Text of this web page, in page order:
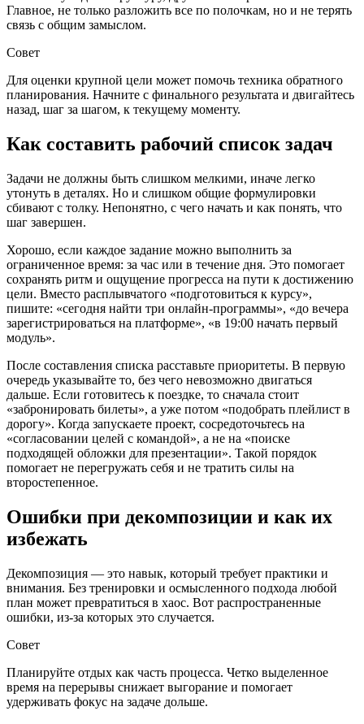
Главное, не только разложить все по полочкам, но и не терять
связь с общим замыслом.
Совет
Для оценки крупной цели может помочь техника обратного
планирования. Начните с финального результата и двигайтесь
назад, шаг за шагом, к текущему моменту.
Как составить рабочий список задач
Задачи не должны быть слишком мелкими, иначе легко
утонуть в деталях. Но и слишком общие формулировки
сбивают с толку. Непонятно, с чего начать и как понять, что
шаг завершен.
Хорошо, если каждое задание можно выполнить за
ограниченное время: за час или в течение дня. Это помогает
сохранять ритм и ощущение прогресса на пути к достижению
цели. Вместо расплывчатого «подготовиться к курсу»,
пишите: «сегодня найти три онлайн-программы», «до вечера
зарегистрироваться на платформе», «в 19:00 начать первый
модуль».
После составления списка расставьте приоритеты. В первую
очередь указывайте то, без чего невозможно двигаться
дальше. Если готовитесь к поездке, то сначала стоит
«забронировать билеты», а уже потом «подобрать плейлист в
дорогу». Когда запускаете проект, сосредоточьтесь на
«согласовании целей с командой», а не на «поиске
подходящей обложки для презентации». Такой порядок
помогает не перегружать себя и не тратить силы на
второстепенное.
Ошибки при декомпозиции и как их
избежать
Декомпозиция — это навык, который требует практики и
внимания. Без тренировки и осмысленного подхода любой
план может превратиться в хаос. Вот распространенные
ошибки, из-за которых это случается.
Совет
Планируйте отдых как часть процесса. Четко выделенное
время на перерывы снижает выгорание и помогает
удерживать фокус на задаче дольше.